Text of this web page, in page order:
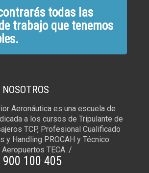
todas las
trabajo que tenemos
Aeronáutica es una escuela de
a los cursos de Tripulante de
TCP, Profesional Cualificado
y Handling PROCAH y Técnico
TECA. /
100 405